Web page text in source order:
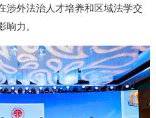
涉外法治人才培养和区域法学交
响力。